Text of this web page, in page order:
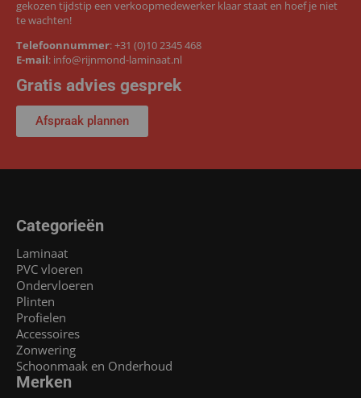
gekozen tijdstip een verkoopmedewerker klaar staat en hoef je niet
te wachten!
Telefoonnummer:+31 (0)10 2345 468
E-mail: info@rijnmond-laminaat.nl
Gratis advies gesprek
Afspraak plannen
Categorieën
Laminaat
PVC vloeren
Ondervloeren
Plinten
Profielen
Accessoires
Zonwering
Schoonmaak en Onderhoud
Merken